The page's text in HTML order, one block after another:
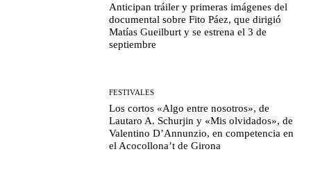
Anticipan tráiler y primeras imágenes del
documental sobre Fito Páez, que dirigió
Matías Gueilburt y se estrena el 3 de
septiembre
FESTIVALES
Los cortos «Algo entre nosotros», de
Lautaro A. Schurjin y «Mis olvidados», de
Valentino D’Annunzio, en competencia en
el Acocollona’t de Girona